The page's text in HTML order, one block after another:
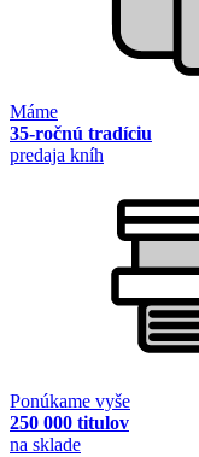
Máme
35-ročnú tradíciu
predaja kníh
Ponúkame vyše
250 000 titulov
na sklade